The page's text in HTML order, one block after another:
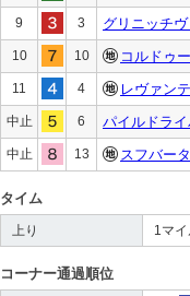
9 3 グリニッチ
10 10 コルドゥ
11 4 レヴァンテ
中止 6 パイルドライ
中止 13 スフバー
タイム
上り 1マ
コーナー通過順位